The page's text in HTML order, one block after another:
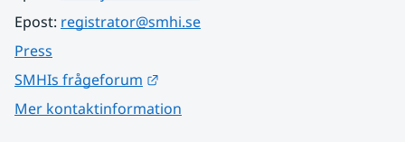
Epost: registrator@smhi.se
Press
SMHIs frågeforum
Mer kontaktinformation